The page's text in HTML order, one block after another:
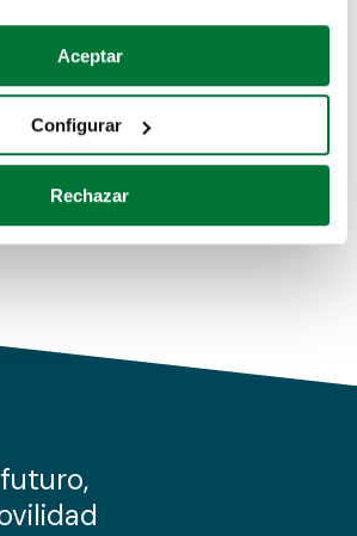
quisiéramos:
sobre su ubicación geográfica
analizándolo activamente
específicas (huellas
sobre cómo se procesan sus
uso que haga del sitio web con
redes sociales, publicidad y análisis
Aceptar
Configurar
Rechazar
mano